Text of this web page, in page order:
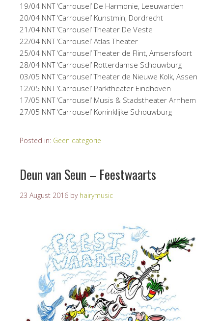
19/04 NNT ‘Carrousel’ De Harmonie, Leeuwarden
20/04 NNT ‘Carrousel’ Kunstmin, Dordrecht
21/04 NNT ‘Carrousel’ Theater De Veste
22/04 NNT ‘Carrousel’ Atlas Theater
25/04 NNT ‘Carrousel’ Theater de Flint, Amsersfoort
28/04 NNT ‘Carrousel’ Rotterdamse Schouwburg
03/05 NNT ‘Carrousel’ Theater de Nieuwe Kolk, Assen
12/05 NNT ‘Carrousel’ Parktheater Eindhoven
17/05 NNT ‘Carrousel’ Musis & Stadstheater Arnhem
27/05 NNT ‘Carrousel’ Koninklijke Schouwburg
Posted in: Geen categorie
Deun van Seun – Feestwaarts
23 August 2016 by hairymusic